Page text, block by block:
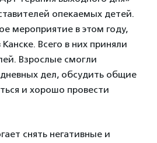
опекаемых детей.
мероприятие в этом году,
Всего в них приняли
Взрослые смогли
дел, обсудить общие
и хорошо провести
снять негативные и